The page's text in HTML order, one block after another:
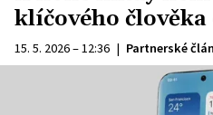
klíčového
15. 5. 2026 – 12:36 | Partnerské